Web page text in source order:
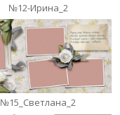
№12-Ирина_2
№15_Светлана_2